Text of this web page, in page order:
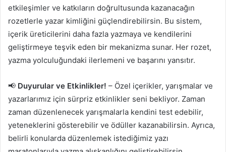
etkileşimler ve katkıların doğrultusunda kazanacağın
rozetlerle yazar kimliğini güçlendirebilirsin. Bu sistem,
içerik üreticilerini daha fazla yazmaya ve kendilerini
geliştirmeye teşvik eden bir mekanizma sunar. Her rozet,
yazma yolculuğundaki ilerlemeni ve başarını yansıtır.
📢 Duyurular ve Etkinlikler! – Özel içerikler, yarışmalar ve
yazarlarımız için sürpriz etkinlikler seni bekliyor. Zaman
zaman düzenlenecek yarışmalarla kendini test edebilir,
yeteneklerini gösterebilir ve ödüller kazanabilirsin. Ayrıca,
belirli konularda düzenlemek istediğimiz yazı